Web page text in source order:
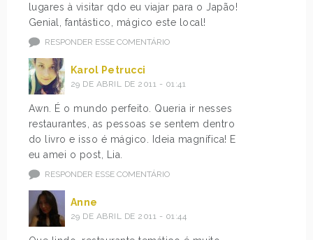
lugares à visitar qdo eu viajar para o Japão!
Genial, fantástico, mágico este local!
RESPONDER ESSE COMENTÁRIO
Karol Petrucci
29 DE ABRIL DE 2011 - 01:41
Awn. É o mundo perfeito. Queria ir nesses
restaurantes, as pessoas se sentem dentro
do livro e isso é mágico. Ideia magnífica! E
eu amei o post, Lia.
RESPONDER ESSE COMENTÁRIO
Anne
29 DE ABRIL DE 2011 - 01:44